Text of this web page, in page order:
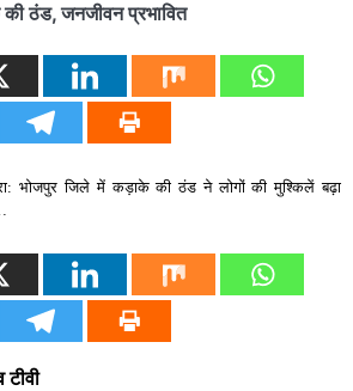
ठंड, जनजीवन प्रभावित
भोजपुर जिले में कड़ाके की ठंड ने लोगों की मुश्किलें बढ़ा